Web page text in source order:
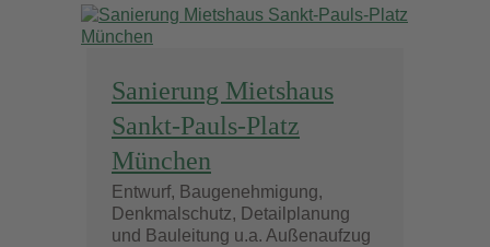
Sanierung Mietshaus
Sankt-Pauls-Platz
München
Entwurf, Baugenehmigung,
Denkmalschutz, Detailplanung
und Bauleitung u.a. Außenaufzug